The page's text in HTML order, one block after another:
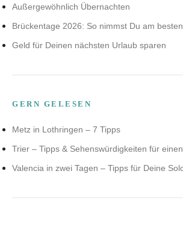
Außergewöhnlich Übernachten
Brückentage 2026: So nimmst Du am
Geld für Deinen nächsten Urlaub sparen
GERN GELESEN
Metz in Lothringen – 7 Tipps
Trier – Tipps & Sehenswürdigkeiten für
Valencia in zwei Tagen – Tipps für Deine